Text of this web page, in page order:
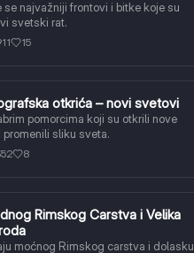
se najvažniji frontovi i bitke koje su
svetski rat.
15
otkrića – novi svetovi
pomorcima koji su otkrili nove
promenili sliku sveta.
8
Rimskog Carstva i Velika
moćnog Rimskog carstva i dolasku